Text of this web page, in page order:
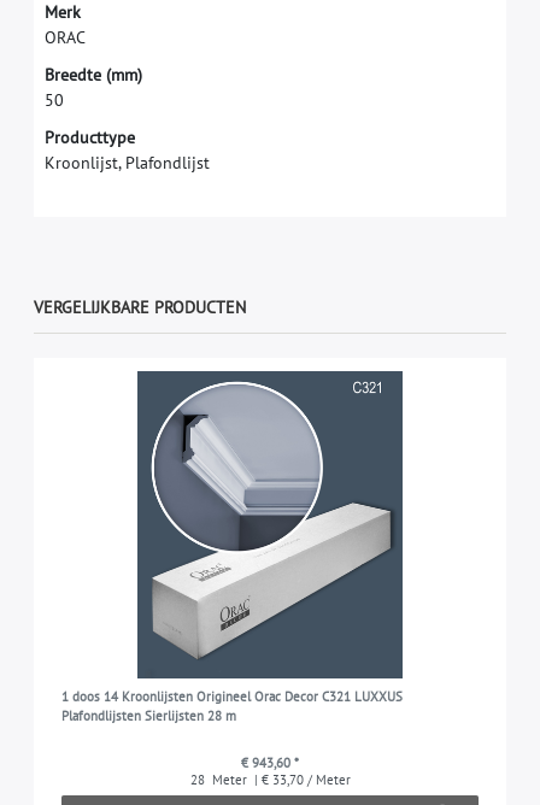
Merk
ORAC
Breedte (mm)
50
Producttype
Kroonlijst, Plafondlijst
VERGELIJKBARE PRODUCTEN
1 doos 14 Kroonlijsten Origineel Orac Decor C321 LUXXUS
Plafondlijsten Sierlijsten 28 m
€ 943,60 *
28 Meter | € 33,70 / Meter